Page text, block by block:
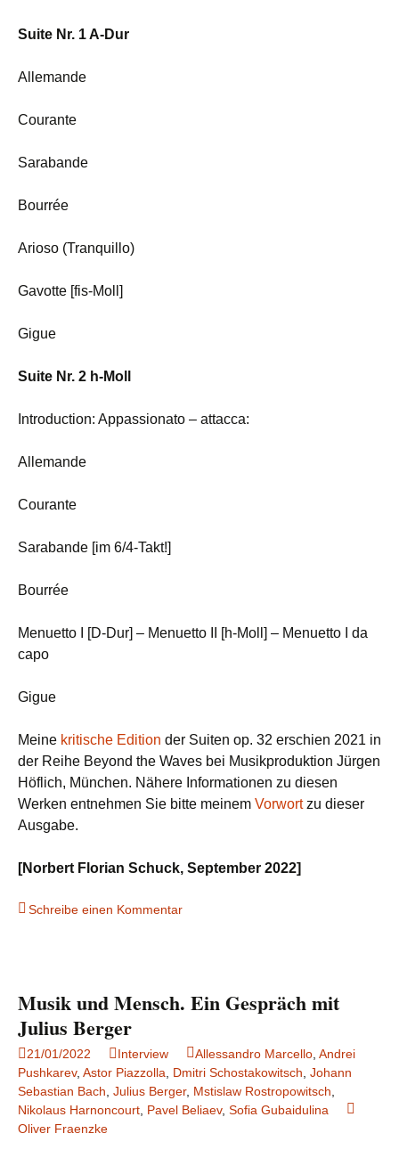
Suite Nr. 1 A-Dur
Allemande
Courante
Sarabande
Bourrée
Arioso (Tranquillo)
Gavotte [fis-Moll]
Gigue
Suite Nr. 2 h-Moll
Introduction: Appassionato – attacca:
Allemande
Courante
Sarabande [im 6/4-Takt!]
Bourrée
Menuetto I [D-Dur] – Menuetto II [h-Moll] – Menuetto I da
capo
Gigue
Meine kritische Edition der Suiten op. 32 erschien 2021 in
der Reihe Beyond the Waves bei Musikproduktion Jürgen
Höflich, München. Nähere Informationen zu diesen
Werken entnehmen Sie bitte meinem Vorwortzu dieser
Ausgabe.
[Norbert Florian Schuck, September 2022]
Schreibe einen Kommentar
Musik und Mensch. Ein Gespräch mit
Julius Berger
21/01/2022 Interview Allessandro Marcello Andrei
Pushkarev, Astor Piazzolla Dmitri Schostakowitsch Johann
Sebastian Bach Julius Berger, Mstislaw Rostropowitsch
Nikolaus Harnoncourt Pavel Beliaev, Sofia Gubaidulina
Oliver Fraenzke